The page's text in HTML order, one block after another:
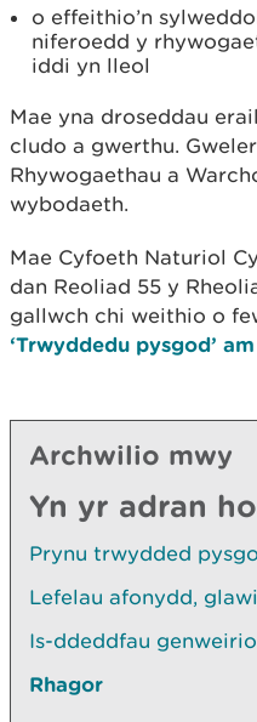
o effeithio’n
niferoedd y
iddi yn lleol
Mae yna droseddau
cludo a gwerthu.
Rhywogaethau a
wybodaeth.
Mae Cyfoeth Naturiol
dan Reoliad 55 y
gallwch chi weithio o
‘Trwyddedu pysgod’
Archwilio mwy
Yn yr adran
Prynu trwydded
Lefelau afonydd,
Is-ddeddfau
Rhagor